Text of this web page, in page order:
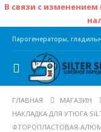
В связи с
Парогенераторы,
ГЛАВНАЯ МАГАЗИН
НАКЛАДКА ДЛЯ УТЮГА
ФТОРОПЛАСТОВАЯ-